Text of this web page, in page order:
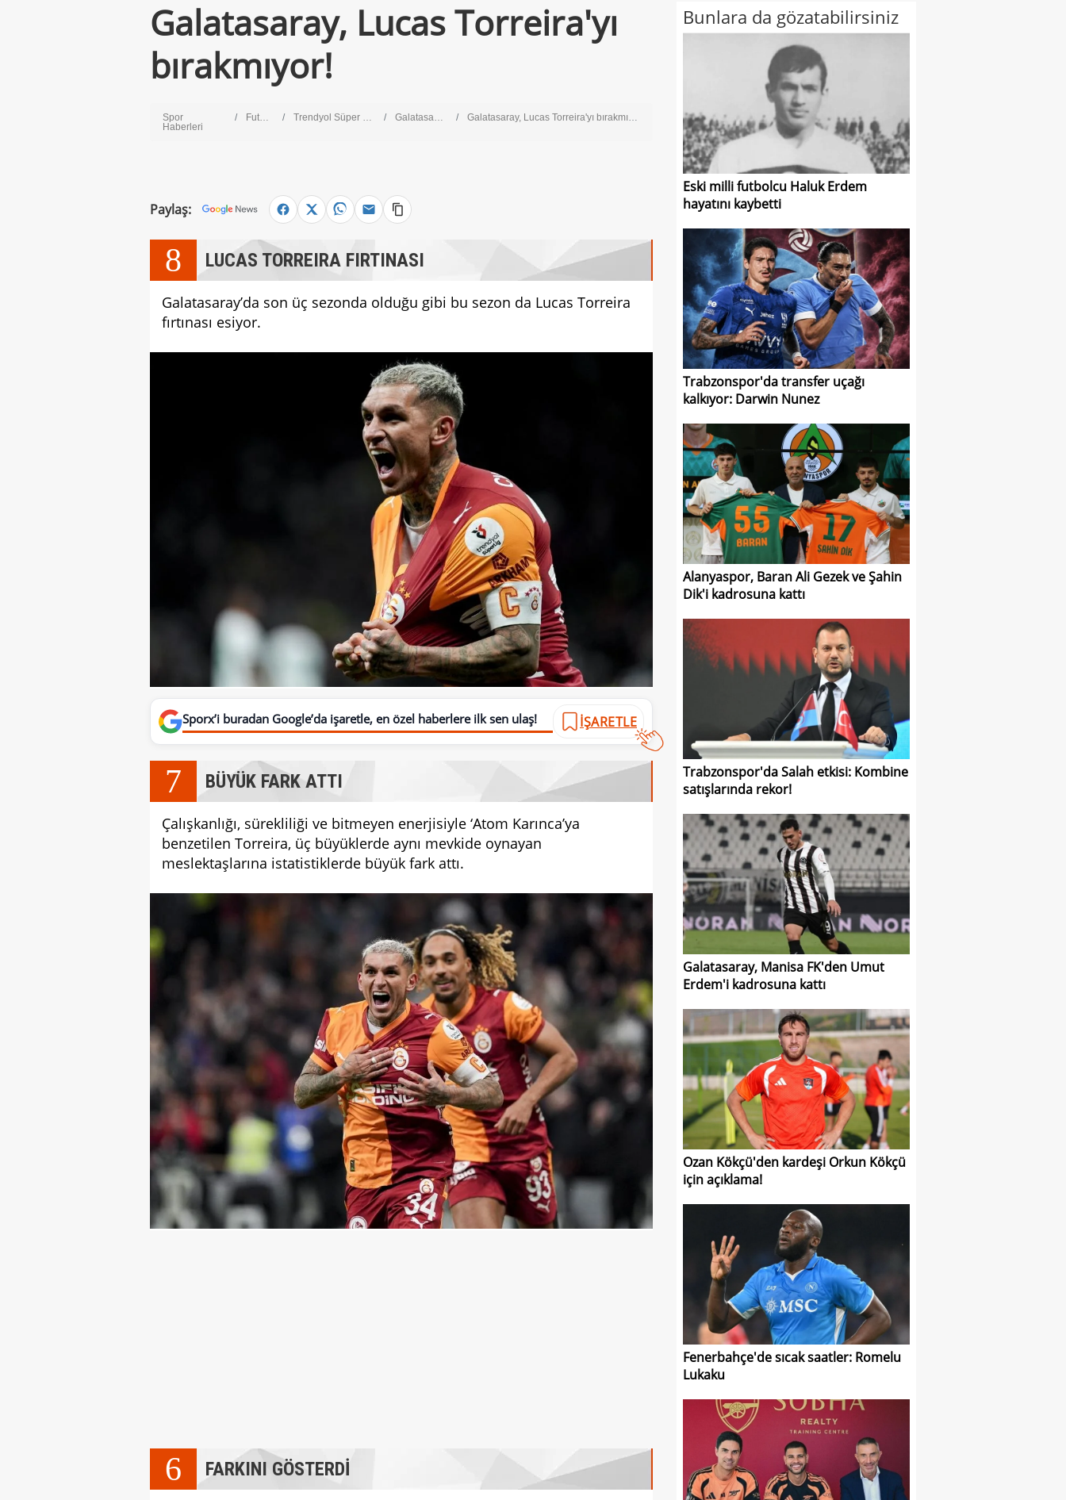
Galatasaray, Lucas Torreira'yı
bırakmıyor!
Spor
Haberleri
Futbol Trendyol Süper Lig Galatasaray Galatasaray, Lucas Torreira'yı bırakmıyor!
Paylaş:
8 LUCAS TORREIRA FIRTINASI
Galatasaray’da son üç sezonda olduğu gibi bu sezon da Lucas Torreira
fırtınası esiyor.
Sporx’i buradan Google’da işaretle, en özel haberlere ilk sen ulaş! İŞARETLE
7 BÜYÜK FARK ATTI
Çalışkanlığı, sürekliliği ve bitmeyen enerjisiyle ‘Atom Karınca’ya
benzetilen Torreira, üç büyüklerde aynı mevkide oynayan
meslektaşlarına istatistiklerde büyük fark attı.
6 FARKINI GÖSTERDİ
Bunlara da gözatabilirsiniz
Eski milli futbolcu Haluk Erdem
hayatını kaybetti
Trabzonspor'da transfer uçağı
kalkıyor: Darwin Nunez
Alanyaspor, Baran Ali Gezek ve Şahin
Dik'i kadrosuna kattı
Trabzonspor'da Salah etkisi: Kombine
satışlarında rekor!
Galatasaray, Manisa FK'den Umut
Erdem'i kadrosuna kattı
Ozan Kökçü'den kardeşi Orkun Kökçü
için açıklama!
Fenerbahçe'de sıcak saatler: Romelu
Lukaku